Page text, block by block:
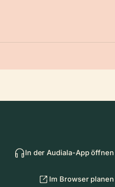
In der Audiala-App öffnen
Im Browser planen